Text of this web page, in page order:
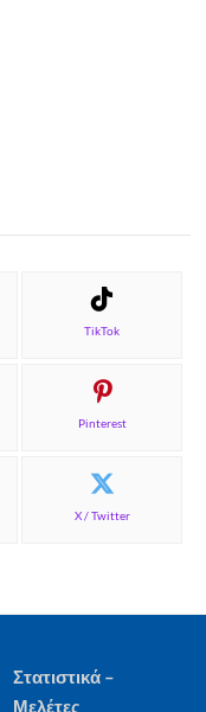
TikTok
Pinterest
X / Twitter
Στατιστικά –
Μελέτες